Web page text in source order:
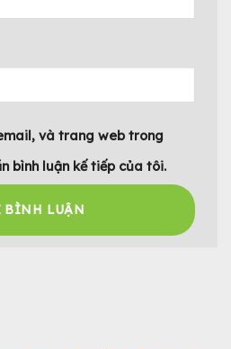
và trang web trong
bình luận kế tiếp của tôi.